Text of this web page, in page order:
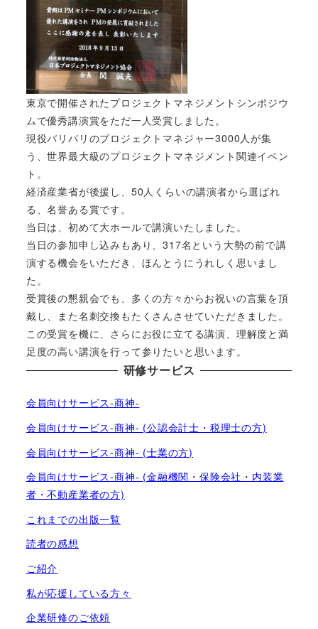
東京で開催されたプロジェクトマネジメントシンポジウ
ムで優秀講演賞をただ一人受賞しました。
現役バリバリのプロジェクトマネジャー3000人が集
う、世界最大級のプロジェクトマネジメント関連イベン
ト。
経済産業省が後援し、50人くらいの講演者から選ばれ
る、名誉ある賞です。
当日は、初めて大ホールで講演いたしました。
当日の参加申し込みもあり、317名という大勢の前で講
演する機会をいただき、ほんとうにうれしく思いまし
た。
受賞後の懇親会でも、多くの方々からお祝いの言葉を頂
戴し、また名刺交換もたくさんさせていただきました。
この受賞を機に、さらにお役に立てる講演、理解度と満
足度の高い講演を行って参りたいと思います。
研修サービス
会員向けサービス-商神-
会員向けサービス-商神- (公認会計士・税理士の方)
会員向けサービス-商神- (士業の方)
会員向けサービス-商神- (金融機関・保険会社・内装業
者・不動産業者の方)
これまでの出版一覧
読者の感想
ご紹介
私が応援している方々
企業研修のご依頼